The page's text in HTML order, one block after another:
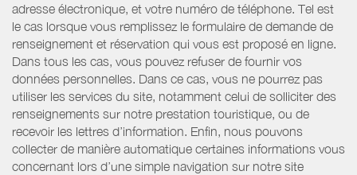
adresse électronique, et votre numéro de téléphone. Tel est
le cas lorsque vous remplissez le formulaire de demande de
renseignement et réservation qui vous est proposé en ligne.
Dans tous les cas, vous pouvez refuser de fournir vos
données personnelles. Dans ce cas, vous ne pourrez pas
utiliser les services du site, notamment celui de solliciter des
renseignements sur notre prestation touristique, ou de
recevoir les lettres d’information. Enfin, nous pouvons
collecter de manière automatique certaines informations vous
concernant lors d’une simple navigation sur notre site